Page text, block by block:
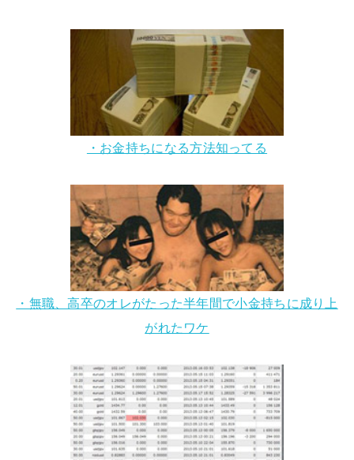
・お金持ちになる方法知ってる
・無職、高卒のオレがたった半年間で小金持ちに成り上
がれたワケ